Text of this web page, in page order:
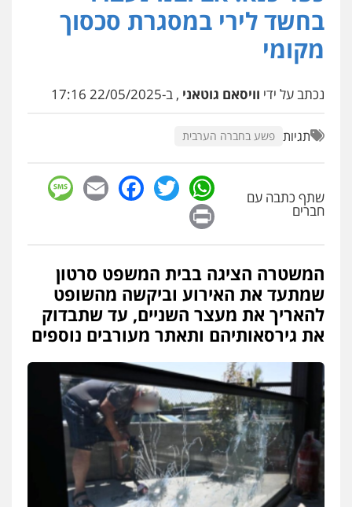
0505216700
אייל בן שושן, עורך דין פלילי
0522763105
עו"ד שלומי שרון
עו"ד אלון קריטי
פלילי כלכלי אלימות סמים מעצרים
עו"ד דפנה לביא
משפחה גישור
0507206063
עו"ד זוהר ארבל
בחשד לירי במסגרת סכסוך
מקומי
נכתב על ידי וויסאם גוטאני , ב-22/05/2025 17:16
תגיות פשע בחברה הערבית
שתף כתבה עם
חברים
WhatsApp
Twitter
Facebook
Email
המשטרה הציגה בבית המשפט סרטון
שמתעד את האירוע וביקשה מהשופט
להאריך את מעצר השניים, עד שתבדוק
את גירסאותיהם ותאתר מעורבים נוספים